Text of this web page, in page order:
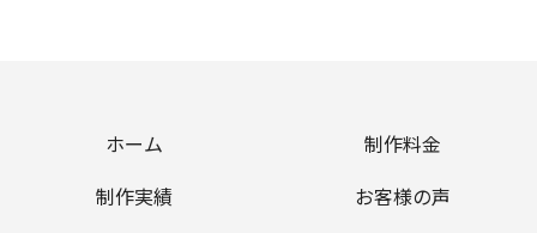
ホーム
制作料金
制作実績
お客様の声